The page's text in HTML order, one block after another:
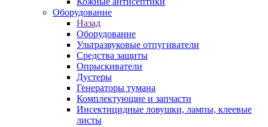
Оборудование
Назад
Оборудование
Ультразвуковые отпугиватели
Средства защиты
Опрыскиватели
Дустеры
Генераторы тумана
Комплектующие и запчасти
Инсектицидные ловушки, лампы, клеевые
листы